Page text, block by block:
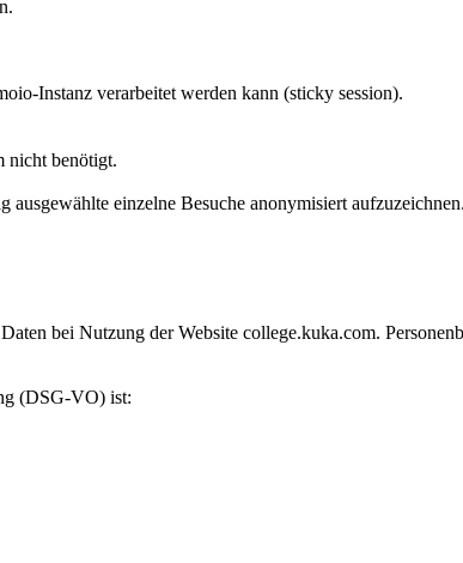
Instanz verarbeitet werden kann (sticky session).
nicht benötigt.
einzelne Besuche anonymisiert aufzuzeichnen.
bei Nutzung der Website college.kuka.com.
(DSG-VO) ist: